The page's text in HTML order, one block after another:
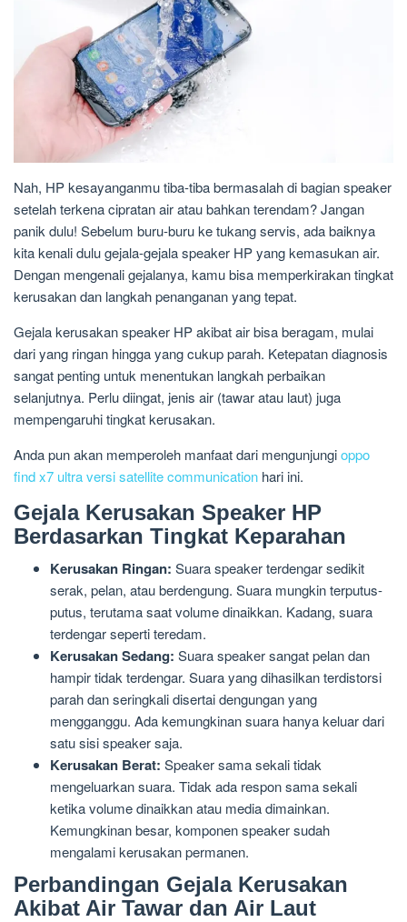
Nah, HP kesayanganmu tiba-tiba bermasalah di bagian speaker
setelah terkena cipratan air atau bahkan terendam? Jangan
panik dulu! Sebelum buru-buru ke tukang servis, ada baiknya
kita kenali dulu gejala-gejala speaker HP yang kemasukan air.
Dengan mengenali gejalanya, kamu bisa memperkirakan tingkat
kerusakan dan langkah penanganan yang tepat.
Gejala kerusakan speaker HP akibat air bisa beragam, mulai
dari yang ringan hingga yang cukup parah. Ketepatan diagnosis
sangat penting untuk menentukan langkah perbaikan
selanjutnya. Perlu diingat, jenis air (tawar atau laut) juga
mempengaruhi tingkat kerusakan.
Anda pun akan memperoleh manfaat dari mengunjungioppo
find x7 ultra versi satellite communication hari ini.
Gejala Kerusakan Speaker HP
Berdasarkan Tingkat Keparahan
Kerusakan Ringan: Suara speaker terdengar sedikit
serak, pelan, atau berdengung. Suara mungkin terputus-
putus, terutama saat volume dinaikkan. Kadang, suara
terdengar seperti teredam.
Kerusakan Sedang: Suara speaker sangat pelan dan
hampir tidak terdengar. Suara yang dihasilkan terdistorsi
parah dan seringkali disertai dengungan yang
mengganggu. Ada kemungkinan suara hanya keluar dari
satu sisi speaker saja.
Kerusakan Berat: Speaker sama sekali tidak
mengeluarkan suara. Tidak ada respon sama sekali
ketika volume dinaikkan atau media dimainkan.
Kemungkinan besar, komponen speaker sudah
mengalami kerusakan permanen.
Perbandingan Gejala Kerusakan
Akibat Air Tawar dan Air Laut